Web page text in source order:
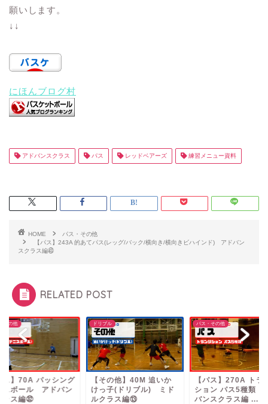
願いします。
↓↓
にほんブログ村
アドバンスクラス パス レッドベアーズ 練習メニュー資料
HOME
パス・その他
【パス】243A 的あてパス(レッグ/バック/横向き/横向きビハインド) アドバン
スクラス編㊸
RELATED POST
その他
ス】70A パッシング
スボール アドバン
ラス編㉜
ドリブル
【その他】40M 追いか
けっ子(ドリブル) ミド
ルクラス編⑬
パス・その他
【パス】270A トラ
ション パス5種類
バンスクラス編 ...